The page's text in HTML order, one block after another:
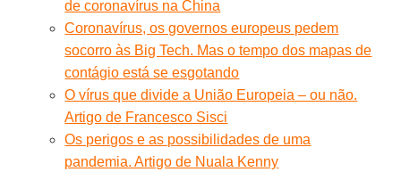
de coronavírus na China
Coronavírus, os governos europeus pedem
socorro às Big Tech. Mas o tempo dos mapas de
contágio está se esgotando
O vírus que divide a União Europeia – ou não.
Artigo de Francesco Sisci
Os perigos e as possibilidades de uma
pandemia. Artigo de Nuala Kenny